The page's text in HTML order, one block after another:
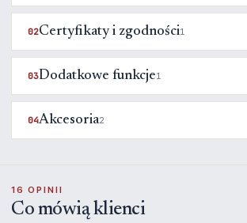
02Certyfikaty i zgodności1
03Dodatkowe funkcje1
04Akcesoria2
16 OPINII
Co mówią klienci